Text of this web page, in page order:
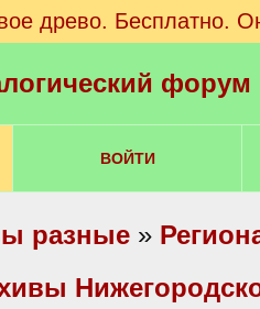
древо. Бесплатно.
ВОЙТИ
разные »